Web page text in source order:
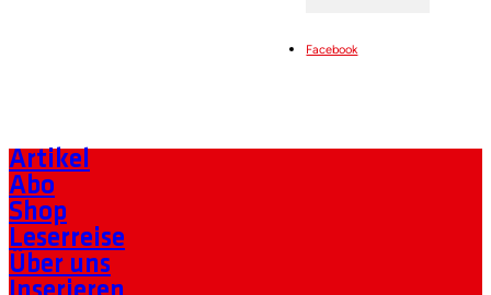
Facebook
Artikel
Abo
Shop
Leserreise
Über uns